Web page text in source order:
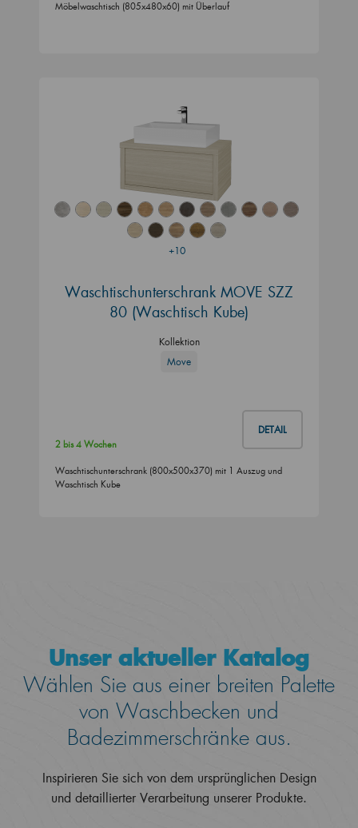
Möbelwaschtisch (805x480x60) mit Überlauf
+10
Waschtischunterschrank MOVE SZZ
80 (Waschtisch Kube)
Kollektion
Move
DETAIL
2 bis 4 Wochen
Waschtischunterschrank (800x500x370) mit 1 Auszug und
Waschtisch Kube
Unser aktueller Katalog
Wählen Sie aus einer breiten Palette
von Waschbecken und
Badezimmerschränke aus.
Inspirieren Sie sich von dem ursprünglichen Design
und detaillierter Verarbeitung unserer Produkte.